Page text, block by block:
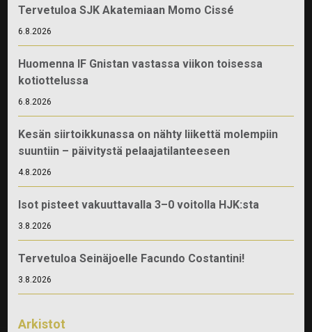
Tervetuloa SJK Akatemiaan Momo Cissé
6.8.2026
Huomenna IF Gnistan vastassa viikon toisessa
kotiottelussa
6.8.2026
Kesän siirtoikkunassa on nähty liikettä molempiin
suuntiin – päivitystä pelaajatilanteeseen
4.8.2026
Isot pisteet vakuuttavalla 3–0 voitolla HJK:sta
3.8.2026
Tervetuloa Seinäjoelle Facundo Costantini!
3.8.2026
Arkistot